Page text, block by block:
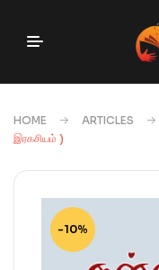
HOME ARTICLES
இரகசியம் )
-10%